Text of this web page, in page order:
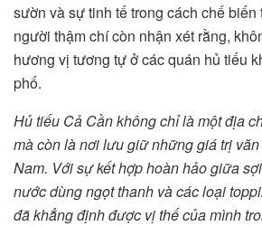
sườn và sự tinh tế trong cách chế biến
người thậm chí còn nhận xét rằng,
hương vị tương tự ở các quán hủ tiếu
phố.
Hủ tiếu Cả Cần không chỉ là một địa
mà còn là nơi lưu giữ những giá trị
Nam. Với sự kết hợp hoàn hảo giữa
nước dùng ngọt thanh và các loại
đã khẳng định được vị thế của mình